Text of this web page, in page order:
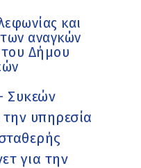
και
αναγκών
Δήμου
Συκεών
την υπηρεσία
για την